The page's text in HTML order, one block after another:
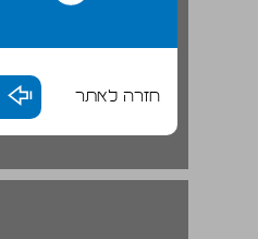
חזרה לאתר
'תחבורה בירושלים' ... 24